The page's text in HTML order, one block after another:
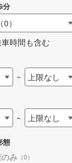
分
（0）
時間も含む
~ 上限なし
~ 上限なし
態
み （0）